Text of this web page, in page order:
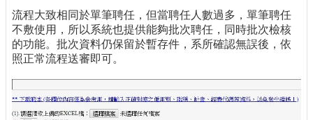
術
論
壇
產
業
專
流程大致相同於單筆聘任，但當聘任人數過多，單筆聘任
不敷使用，所以系統也提供能夠批次聘任，同時批次檢核
的功能。批次資料仍保留於暫存件，系所確認無誤後，依
照正常流程送審即可。